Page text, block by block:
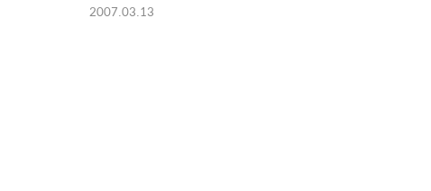
2007.03.13